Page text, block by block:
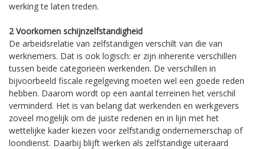
werking te laten treden.
2 Voorkomen schijnzelfstandigheid
De arbeidsrelatie van zelfstandigen verschilt van die van
werknemers. Dat is ook logisch: er zijn inherente verschillen
tussen beide categorieën werkenden. De verschillen in
bijvoorbeeld fiscale regelgeving moeten wel een goede reden
hebben. Daarom wordt op een aantal terreinen het verschil
verminderd. Het is van belang dat werkenden en werkgevers
zoveel mogelijk om de juiste redenen en in lijn met het
wettelijke kader kiezen voor zelfstandig ondernemerschap of
loondienst. Daarbij blijft werken als zelfstandige uiteraard